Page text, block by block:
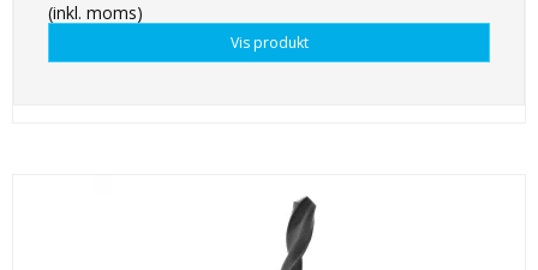
(inkl. moms)
Vis produkt